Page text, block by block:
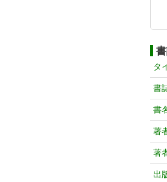
タ
書
書
著
著
出